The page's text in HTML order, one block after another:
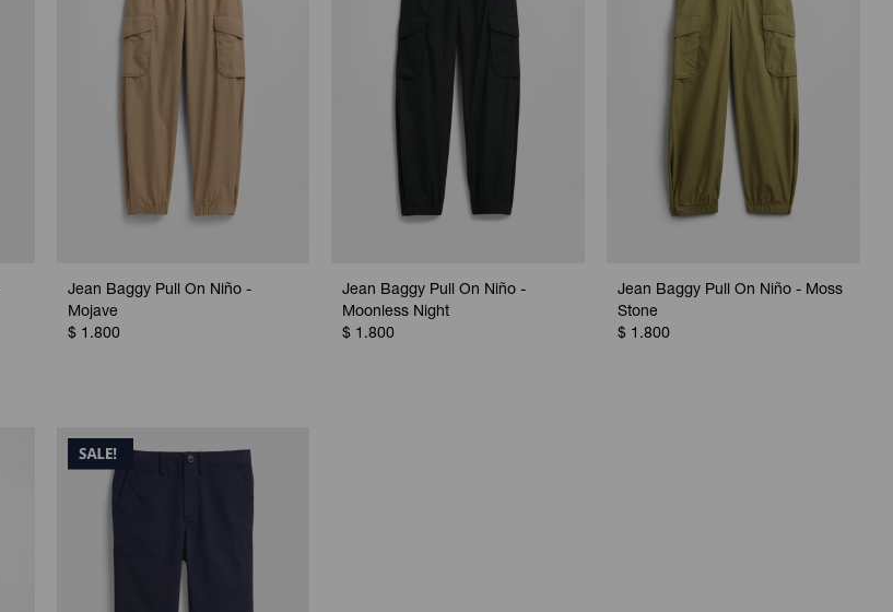
Jean Baggy Pull On Niño -
Mojave
$ 1.800
Jean Baggy Pull On Niño -
Moonless Night
$ 1.800
Jean Baggy Pull On Niño - Moss
Stone
$ 1.800